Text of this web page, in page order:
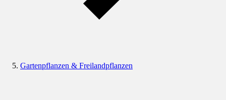
Gartenpflanzen & Freilandpflanzen